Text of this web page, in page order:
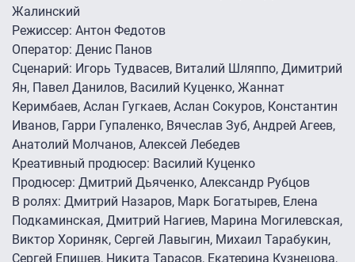
Жалинский
Режиссер: Антон Федотов
Оператор: Денис Панов
Сценарий: Игорь Тудвасев, Виталий Шляппо, Димитрий
Ян, Павел Данилов, Василий Куценко, Жаннат
Керимбаев, Аслан Гугкаев, Аслан Сокуров, Константин
Иванов, Гарри Гупаленко, Вячеслав Зуб, Андрей Агеев,
Анатолий Молчанов, Алексей Лебедев
Креативный продюсер: Василий Куценко
Продюсер: Дмитрий Дьяченко, Александр Рубцов
В ролях: Дмитрий Назаров, Марк Богатырев, Елена
Подкаминская, Дмитрий Нагиев, Марина Могилевская,
Виктор Хориняк, Сергей Лавыгин, Михаил Тарабукин,
Сергей Епишев, Никита Тарасов, Екатерина Кузнецова,